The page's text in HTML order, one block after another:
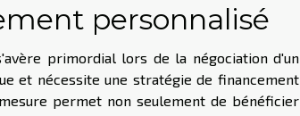
personnalisé
primordial lors de la négociation d'un
et nécessite une stratégie de financement
permet non seulement de bénéficier